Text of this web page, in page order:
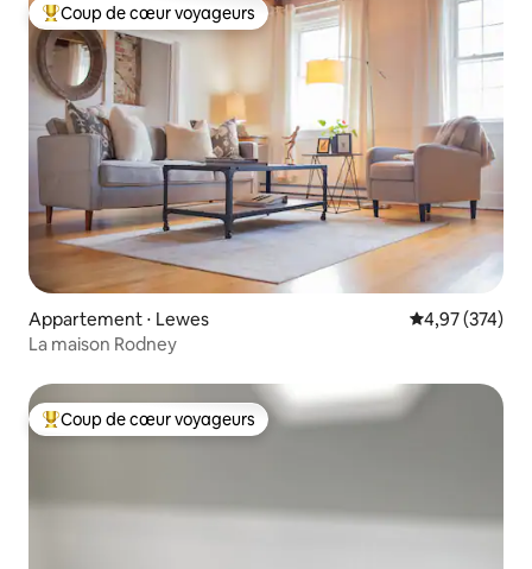
Coups de cœur voyageurs les plus appréciés
Coup de cœur voyageurs
Appartement ⋅ Lewes Évaluation
4,97 (374)
La maison Rodney
Coups de cœur voyageurs les plus appréciés
Coup de cœur voyageurs